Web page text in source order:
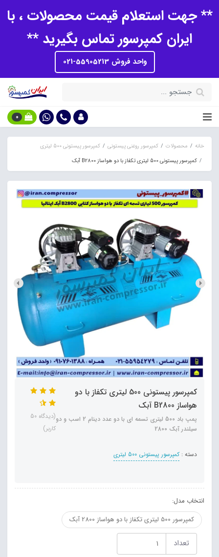
** جهت استعلام قیمت محصولات ، با
ایران کمپرسور تماس بگیرید **
واحد فروش 55905213-021
0
خانه محصولات کمپرسور روغنی پیستونی
کمپرسور پیستونی 500 لیتری
کمپرسور پیستونی 500 لیتری تکفاز با دو هواساز B2800 آبک
کمپرسور پیستونی 500 لیتری تکفاز با دو
هواساز B2800 آبک
پمپ باد 500 لیتری تسمه ای با دو عدد دینام 2 اسب و دو
سیلندر آبک 2800
دسته :کمپرسور پیستونی 500 لیتری
(دیدگاه 50
کاربر)
انتخاب مدل:
کمپرسور 500 لیتری تکفاز با دو هواساز 2800 آبک
تعداد